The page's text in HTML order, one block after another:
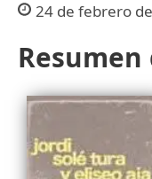
24 de febrero